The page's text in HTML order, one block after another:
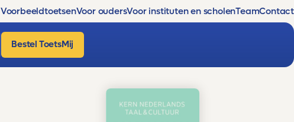
VoorbeeldtoetsenVoor oudersVoor instituten en scholenTeamContact
Bestel ToetsMij